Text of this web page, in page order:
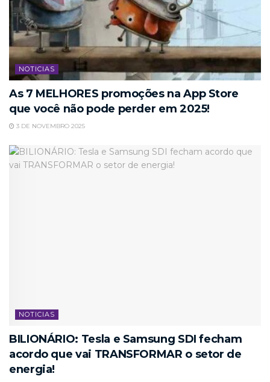
NOTICIAS
As 7 MELHORES promoções na App Store
que você não pode perder em 2025!
3 DE NOVEMBRO 2025
NOTICIAS
BILIONÁRIO: Tesla e Samsung SDI fecham
acordo que vai TRANSFORMAR o setor de
energia!